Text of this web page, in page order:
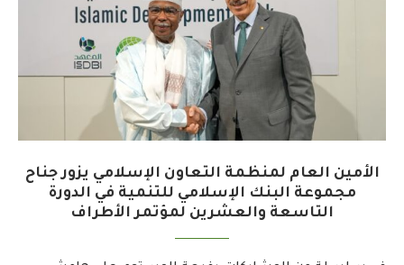
الأمين العام لمنظمة التعاون الإسلامي يزور جناح
مجموعة البنك الإسلامي للتنمية في الدورة
التاسعة والعشرين لمؤتمر الأطراف